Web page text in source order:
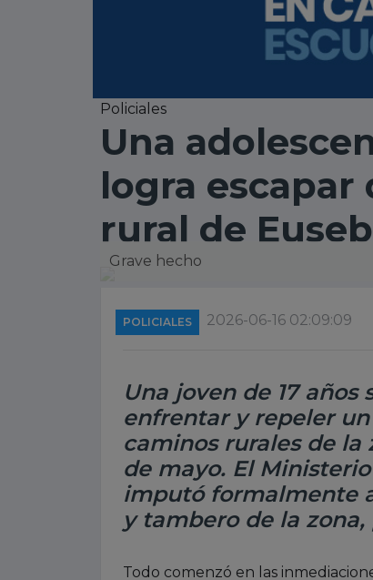
Policiales
Una
logra escapar
rural de
Grave hecho
POLICIALES 2026-06-16 02:09:09
Una joven de 17
enfrentar y repeler
caminos rurales de la
de mayo. El
imputó formalmente
y tambero de la
Todo comenzó en las